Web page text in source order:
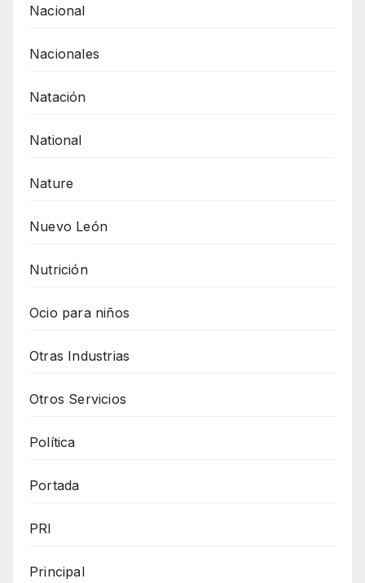
Nacional
Nacionales
Natación
National
Nature
Nuevo León
Nutrición
Ocio para niños
Otras Industrias
Otros Servicios
Política
Portada
PRI
Principal